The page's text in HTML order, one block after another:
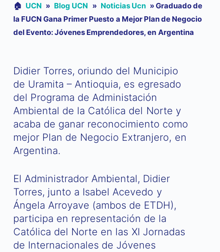
🏠︎ UCN » Blog UCN » Noticias Ucn »Graduado de
la FUCN Gana Primer Puesto a Mejor Plan de Negocio
del Evento: Jóvenes Emprendedores, en Argentina
Didier Torres, oriundo del Municipio
de Uramita – Antioquia, es egresado
del Programa de Administación
Ambiental de la Católica del Norte y
acaba de ganar reconocimiento como
mejor Plan de Negocio Extranjero, en
Argentina.
El Administrador Ambiental, Didier
Torres, junto a Isabel Acevedo y
Ángela Arroyave (ambos de ETDH),
participa en representación de la
Católica del Norte en las XI Jornadas
de Internacionales de Jóvenes